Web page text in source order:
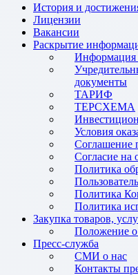
История и
Лицензии
Вакансии
Раскрытие
Информация
документы
ТАРИФ
ТЕРСХЕМА
Условия
Соглашение
Согласие на
Политика
Политика
Политика
Закупка товаров,
Положение о
Пресс-служба
СМИ о нас
Контакты